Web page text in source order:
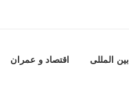
بين المللى اقتصاد و عمران